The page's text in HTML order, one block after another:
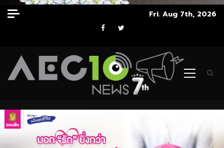
Skip
to
Fri. Aug 7th, 2026
Facebook
Twitter
Primary